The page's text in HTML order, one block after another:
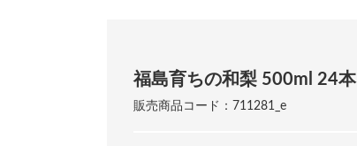
福島育ちの和梨 500ml 24本
販売商品コード：711281_e